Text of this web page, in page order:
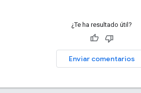
¿Te ha resultado útil?
Enviar comentarios